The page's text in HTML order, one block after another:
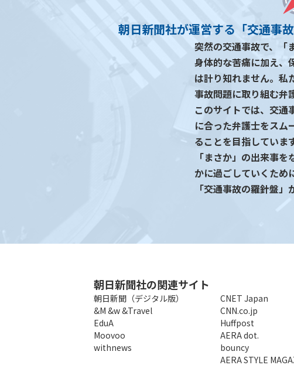
朝日新聞社が運営する「交通事
突然の交通事故で、「
身体的な苦痛に加え、
は計り知れません。私
事故問題に取り組む弁
このサイトでは、交通
に合った弁護士をスム
ることを目指しています
「まさか」の出来事
かに過ごしていくため
「交通事故の羅針盤
朝日新聞社の関連サイト
朝日新聞（デジタル版）
&M &w&Travel
EduA
Moovoo
withnews
CNET Japan
CNN.co.jp
Huffpost
AERA dot.
bouncy
AERA STYLE